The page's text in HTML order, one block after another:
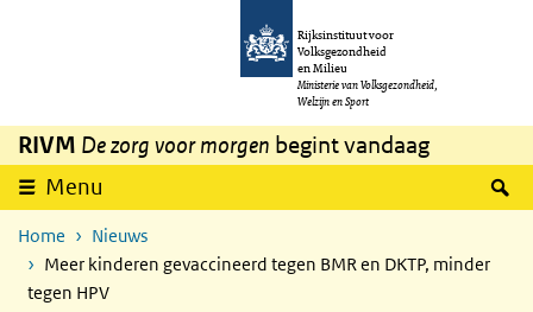
Overslaan en naar de inhoud gaan
Rijksinstituut voor
Volksgezondheid
en Milieu
Ministerie van Volksgezondheid,
Welzijn en Sport
RIVM De zorg voor morgen begint vandaag
Menu
Home
Nieuws
Meer kinderen gevaccineerd tegen BMR en DKTP, minder
tegen HPV